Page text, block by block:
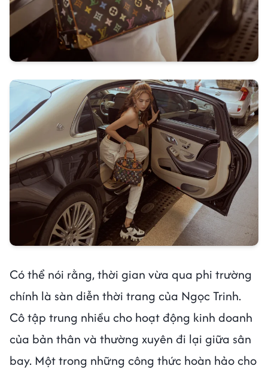
Có thể nói rằng, thời gian vừa qua phi trường
chính là sàn diễn thời trang của Ngọc Trinh.
Cô tập trung nhiều cho hoạt động kinh doanh
của bản thân và thường xuyên đi lại giữa sân
bay. Một trong những công thức hoàn hảo cho